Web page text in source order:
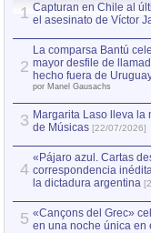
1 Capturan en Chile al
el asesinato de Víctor
2
La comparsa Bantú
mayor desfile de
hecho fuera de
por Manel Gausachs
3 Margarita Laso lleva la
de Músicas [22/07/2026]
4
«Pájaro azul. Cartas
correspondencia
la dictadura argentina
5 «Cançons del Grec»
en una noche única en